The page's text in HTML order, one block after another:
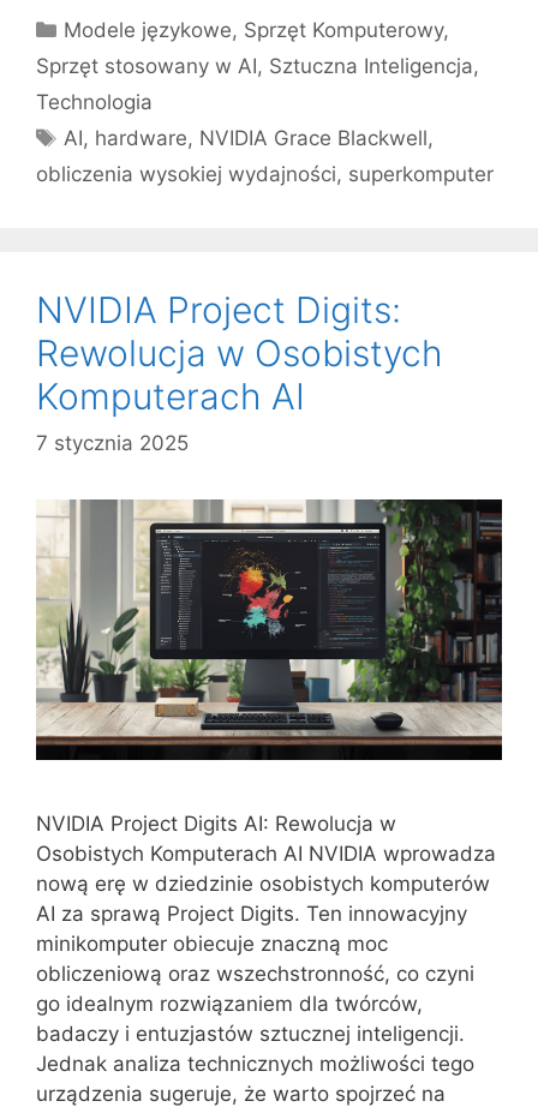
Kategorie
Modele językowe, Sprzęt Komputerowy,
Sprzęt stosowany w AI, Sztuczna Inteligencja,
Technologia
Tagi
AI, hardware, NVIDIA Grace Blackwell,
obliczenia wysokiej wydajności, superkomputer
NVIDIA Project Digits:
Rewolucja w Osobistych
Komputerach AI
7 stycznia 2025
NVIDIA Project Digits AI: Rewolucja w
Osobistych Komputerach AI NVIDIA wprowadza
nową erę w dziedzinie osobistych komputerów
AI za sprawą Project Digits. Ten innowacyjny
minikomputer obiecuje znaczną moc
obliczeniową oraz wszechstronność, co czyni
go idealnym rozwiązaniem dla twórców,
badaczy i entuzjastów sztucznej inteligencji.
Jednak analiza technicznych możliwości tego
urządzenia sugeruje, że warto spojrzeć na